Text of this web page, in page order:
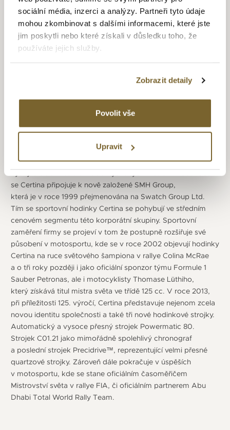
sociální média, inzerci a analýzy. Partneři tyto údaje
mohou zkombinovat s dalšími informacemi, které jste
jim poskytli nebo které získali v důsledku toho, že
používáte jejich služby.
Zobrazit detaily
Povolit vše
Upravit
mimořádnou odolnost hodinek konceptu DS. Jsou
to vlastnosti, kterými se bez výjimky vyznačují všechny
hodinky Certina. Výjimečná odolnost hodinek se ihned
projevila při náročných expedicích. První byla expedice
do Himalájí a to první úspěšný výstup na 8 167 metrů
podmořský projekt amerického námořnictva Sealab II.
záznamu pohybů a zvuků pod mořem), při kterém byla řada
potápěčů vybavena hodinkami Certina DS-2 Super
PH 500M. V roce 1970 se v projektu Tektite II využil model
Certina doprovázejí japonskou expedici na Mount Everest,
při které Júičiró Miura sjede z Mount Everestu a nadmořské
se Certina připojuje k nově založené SMH Group,
která je v roce 1999 přejmenována na Swatch Group Ltd.
Tím se sportovní hodinky Certina se pohybují ve středním
cenovém segmentu této korporátní skupiny. Sportovní
zaměření firmy se projeví v tom že postupně rozšiřuje své
působení v motosportu, kde se v roce 2002 objevují hodinky
Certina na ruce světového šampiona v rallye Colina McRae
a o tři roky později i jako oficiální sponzor týmu Formule 1
Sauber Petronas, ale i motocyklisty Thomase Lüthiho,
který získává titul mistra světa ve třídě 125 cc. V roce 2013,
při příležitosti 125. výročí, Certina představuje nejenom zcela
novou identitu společnosti a také tři nové hodinkové strojky.
Automatický a vysoce přesný strojek Powermatic 80.
Strojek C01.21 jako mimořádně spolehlivý chronograf
a poslední strojek Precidrive™, reprezentující velmi přesné
quartzové strojky. Zároveň dále pokračuje v úspěších
v motosportu, kde se stane oficiálním časoměřičem
Mistrovství světa v rallye FIA, či oficiálním partnerem Abu
Dhabi Total World Rally Team.